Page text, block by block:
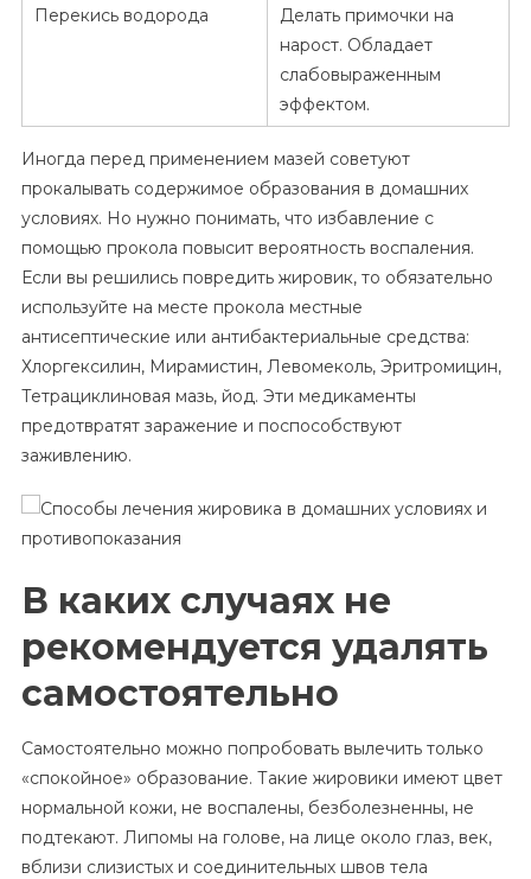
Перекись водорода
Делать примочки на
нарост. Обладает
слабовыраженным
эффектом.
Иногда перед применением мазей советуют
прокалывать содержимое образования в домашних
условиях. Но нужно понимать, что избавление с
помощью прокола повысит вероятность воспаления.
Если вы решились повредить жировик, то обязательно
используйте на месте прокола местные
антисептические или антибактериальные средства:
Хлоргексилин, Мирамистин, Левомеколь, Эритромицин,
Тетрациклиновая мазь, йод. Эти медикаменты
предотвратят заражение и поспособствуют
заживлению.
В каких случаях не
рекомендуется удалять
самостоятельно
Самостоятельно можно попробовать вылечить только
«спокойное» образование. Такие жировики имеют цвет
нормальной кожи, не воспалены, безболезненны, не
подтекают. Липомы на голове, на лице около глаз, век,
вблизи слизистых и соединительных швов тела